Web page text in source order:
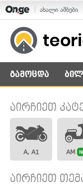
ახალი ამბები
გამოცდა
აირჩიეთ
A, A1 AM
აირჩიეთ